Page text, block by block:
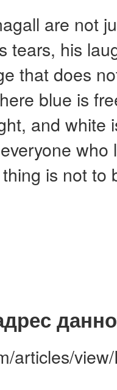
are not
tears, his
that does
blue is
and white
is not to
articles/